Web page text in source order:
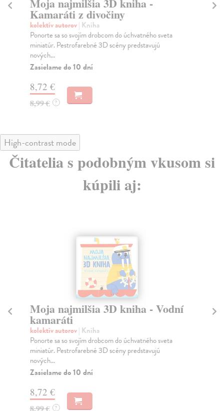
Kamaráti z divočiny
kolektív autorov| Kniha
Ponorte sa so svojím drobcom do úchvatného sveta
miniatúr. Pestrofarebné 3D scény predstavujú
nových...
Zasielame do 10 dní
8,72 €
8,99 € ?
High-contrast mode
Čitatelia s podobným vkusom si
kúpili aj:
Moja najmilšia 3D kniha - Vodní
kamaráti
kolektív autorov| Kniha
Ponorte sa so svojím drobcom do úchvatného sveta
miniatúr. Pestrofarebné 3D scény predstavujú
nových...
Zasielame do 10 dní
8,72 €
8,99 € ?